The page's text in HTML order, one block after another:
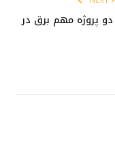
دو پروژه مهم برق در